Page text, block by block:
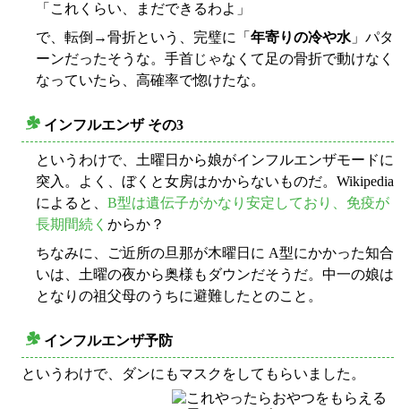
「これくらい、まだできるわよ」
で、転倒→骨折という、完璧に「 年寄りの冷や水 」パタ
ーンだったそうな。手首じゃなくて足の骨折で動けなく
なっていたら、高確率で惚けたな。
インフルエンザ その3
というわけで、土曜日から娘がインフルエンザモードに
突入。よく、ぼくと女房はかからないものだ。Wikipedia
によると、 B型は遺伝子がかなり安定しており、免疫が
長期間続く からか？
ちなみに、ご近所の旦那が木曜日に A型にかかった知合
いは、土曜の夜から奥様もダウンだそうだ。中一の娘は
となりの祖父母のうちに避難したとのこと。
インフルエンザ予防
というわけで、ダンにもマスクをしてもらいました。